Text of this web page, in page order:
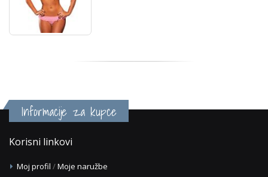
Informacije za kupce
Korisni linkovi
Moj profil /Moje naružbe